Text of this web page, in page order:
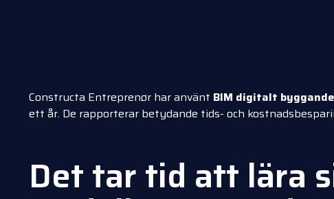
Constructa Entreprenør har använt BIM digitalt byggande
ett år. De rapporterar betydande tids- och
Det tar tid att lära